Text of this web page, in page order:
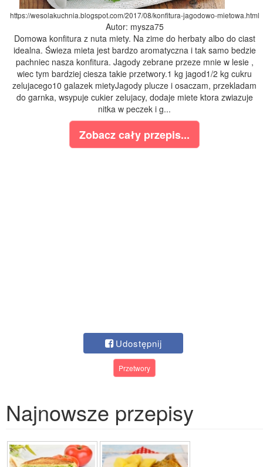
https://wesolakuchnia.blogspot.com/2017/08/konfitura-jagodowo-mietowa.html
Autor: mysza75
Domowa konfitura z nuta miety. Na zime do herbaty albo do ciast
idealna. Świeza mieta jest bardzo aromatyczna i tak samo bedzie
pachniec nasza konfitura. Jagody zebrane przeze mnie w lesie ,
wiec tym bardziej ciesza takie przetwory.1 kg jagod1/2 kg cukru
zelujacego10 galazek mietyJagody plucze i osaczam, przekladam
do garnka, wsypuje cukier zelujacy, dodaje miete ktora zwiazuje
nitka w peczek i g...
Zobacz cały przepis...
Udostępnij
Przetwory
Najnowsze przepisy